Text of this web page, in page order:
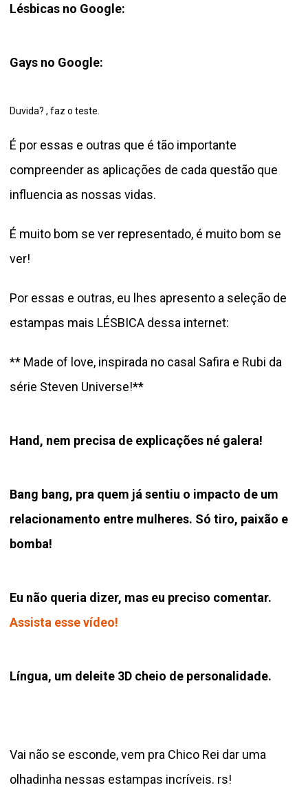
Lésbicas no Google:
Gays no Google:
Duvida? , faz o teste.
É por essas e outras que é tão importante
compreender as aplicações de cada questão que
influencia as nossas vidas.
É muito bom se ver representado, é muito bom se
ver!
Por essas e outras, eu lhes apresento a seleção de
estampas mais LÉSBICA dessa internet:
** Made of love, inspirada no casal Safira e Rubi da
série Steven Universe!**
Hand, nem precisa de explicações né galera!
Bang bang, pra quem já sentiu o impacto de um
relacionamento entre mulheres. Só tiro, paixão e
bomba!
Eu não queria dizer, mas eu preciso comentar.
Assista esse vídeo!
Língua, um deleite 3D cheio de personalidade.
Vai não se esconde, vem pra Chico Rei dar uma
olhadinha nessas estampas incríveis. rs!